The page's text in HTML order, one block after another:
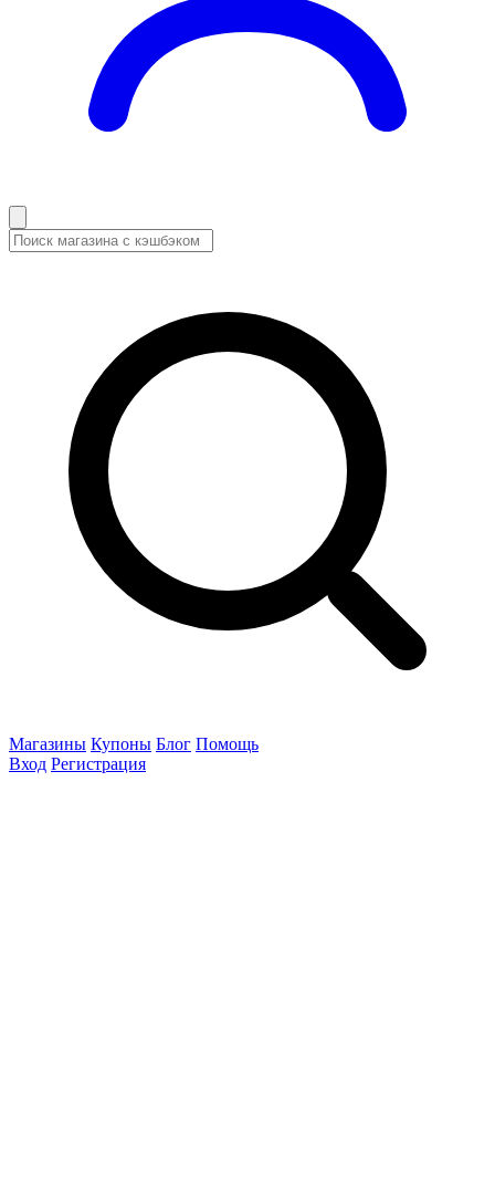
Магазины Купоны Блог Помощь
Вход Регистрация